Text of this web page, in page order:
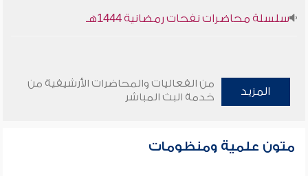
سلسلة محاضرات نفحات رمضانية 1444هـ
المزيد
من الفعاليات والمحاضرات الأرشيفية من
خدمة البث المباشر
متون علمية ومنظومات